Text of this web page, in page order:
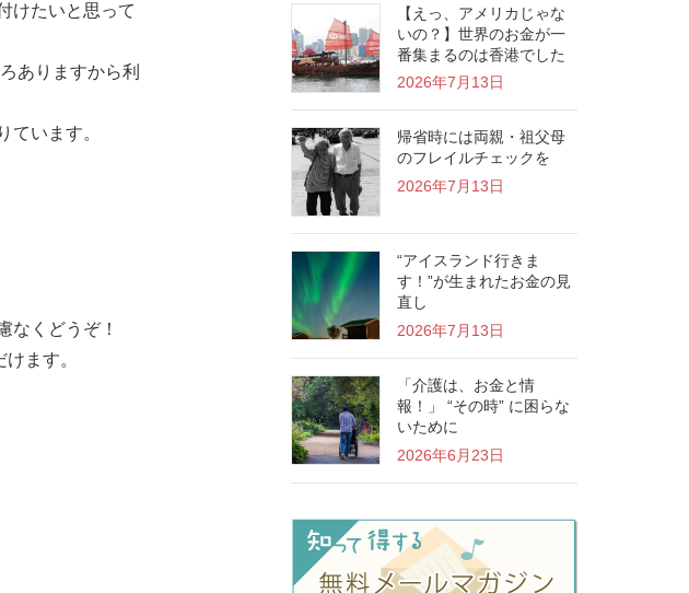
けたいと思って
ありますから利
ています。
なくどうぞ！
ます。
【えっ、アメリカじゃな
いの？】世界のお金が一
番集まるのは香港でした
2026年7月13日
帰省時には両親・祖父母
のフレイルチェックを
2026年7月13日
“アイスランド行きま
す！”が生まれたお金の見
直し
2026年7月13日
「介護は、お金と情
報！」 “その時” に困らな
いために
2026年6月23日